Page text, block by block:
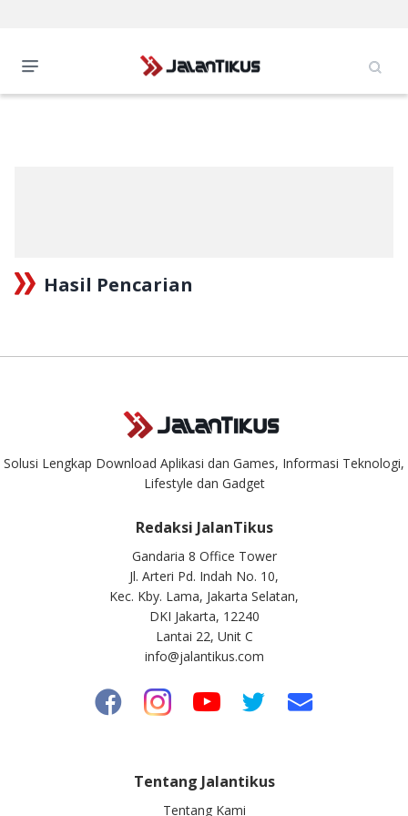
Hasil Pencarian
Solusi Lengkap Download Aplikasi dan Games, Informasi Teknologi,
Lifestyle dan Gadget
Redaksi JalanTikus
Gandaria 8 Office Tower
Jl. Arteri Pd. Indah No. 10,
Kec. Kby. Lama, Jakarta Selatan,
DKI Jakarta, 12240
Lantai 22, Unit C
info@jalantikus.com
Tentang Jalantikus
Tentang Kami